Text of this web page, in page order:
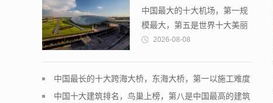
一规模最大，第五是世界
十大美丽机场之一
中国最大的十大机场，第一规
模最大，第五是世界十大美丽
机场之一
2026-08-08
中国最长的十大跨海大桥，东海大桥，第一以施工难度
享誉世界
中国十大建筑排名，鸟巢上榜，第八是中国最高的建筑